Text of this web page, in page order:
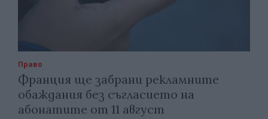
Право
Франция ще забрани рекламните
обаждания без съгласието на
абонатите от 11 август